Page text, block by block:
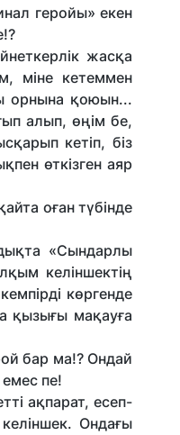
геройы» екен
жасқа
міне кетеммен
орнына қоюын...
алып, өңім бе,
кетіп, біз
өткізген аяр
оған түбінде
«Сындарлы
келіншектің
көргенде
қызығы мақауға
бар ма!? Ондай
емес пе!
ақпарат, есеп-
Ондағы